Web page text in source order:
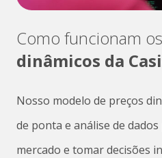
Como funcionam os
dinâmicos da
Nosso modelo de preços
de ponta e análise de
mercado e tomar decisões